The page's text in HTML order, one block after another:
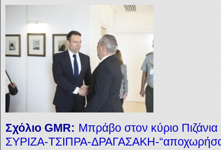
Σχόλιο GMR: Μπράβο στον κύριο Πιζάνια
ΣΥΡΙΖΑ-ΤΣΙΠΡΑ-ΔΡΑΓΑΣΑΚΗ-